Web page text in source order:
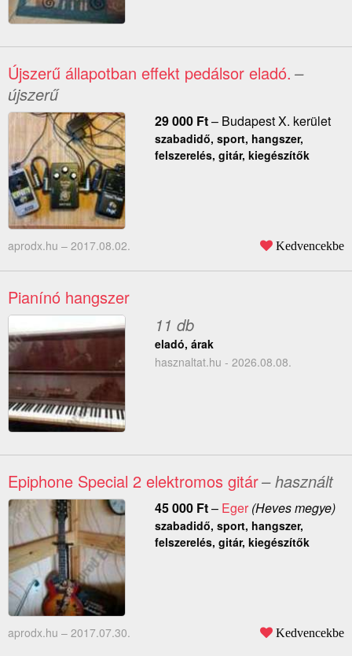
Újszerű állapotban effekt pedálsor eladó. –
újszerű
29 000 Ft– Budapest X. kerület
szabadidő, sport, hangszer,
felszerelés, gitár, kiegészítők
aprodx.hu – 2017.08.02. Kedvencekbe
Pianínó hangszer
11 db
eladó, árak
hasznaltat.hu - 2026.08.08.
Epiphone Special 2 elektromos gitár– használt
45 000 Ft– Eger(Heves megye)
szabadidő, sport, hangszer,
felszerelés, gitár, kiegészítők
aprodx.hu – 2017.07.30. Kedvencekbe